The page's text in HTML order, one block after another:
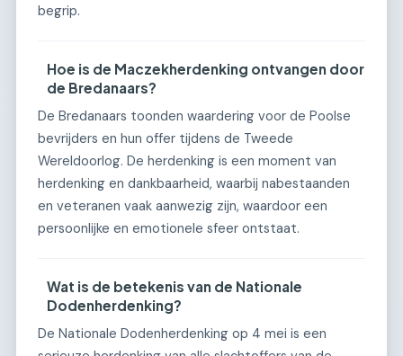
begrip.
Hoe is de Maczekherdenking ontvangen door
de Bredanaars?
De Bredanaars toonden waardering voor de Poolse
bevrijders en hun offer tijdens de Tweede
Wereldoorlog. De herdenking is een moment van
herdenking en dankbaarheid, waarbij nabestaanden
en veteranen vaak aanwezig zijn, waardoor een
persoonlijke en emotionele sfeer ontstaat.
Wat is de betekenis van de Nationale
Dodenherdenking?
De Nationale Dodenherdenking op 4 mei is een